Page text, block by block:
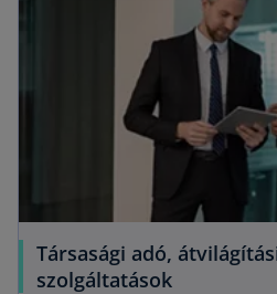
Társasági adó,
szolgáltatások